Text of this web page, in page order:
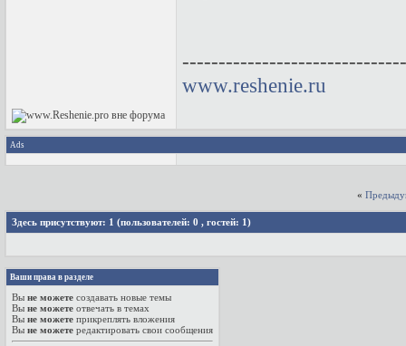
www.reshenie.ru
Ads
«
Здесь присутствуют: 1 (пользователей: 0 , гостей: 1)
Ваши права в разделе
Вы не можете создавать новые темы
Вы не можете отвечать в темах
Вы не можете прикреплять вложения
Вы не можете редактировать свои сообщения